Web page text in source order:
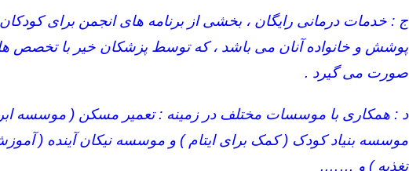
ج : خدمات درمانی رایگان ، بخشی از برنامه های انجمن برای
پوشش و خانواده آنان می باشد ، که توسط پزشکان خیر با تخصص
صورت می گیرد .
د : همکاری با موسسات مختلف در زمینه : تعمیر مسکن ( موسسه
موسسه بنیاد کودک ( کمک برای ایتام ) و موسسه نیکان آینده (
تغذیه ) و …….